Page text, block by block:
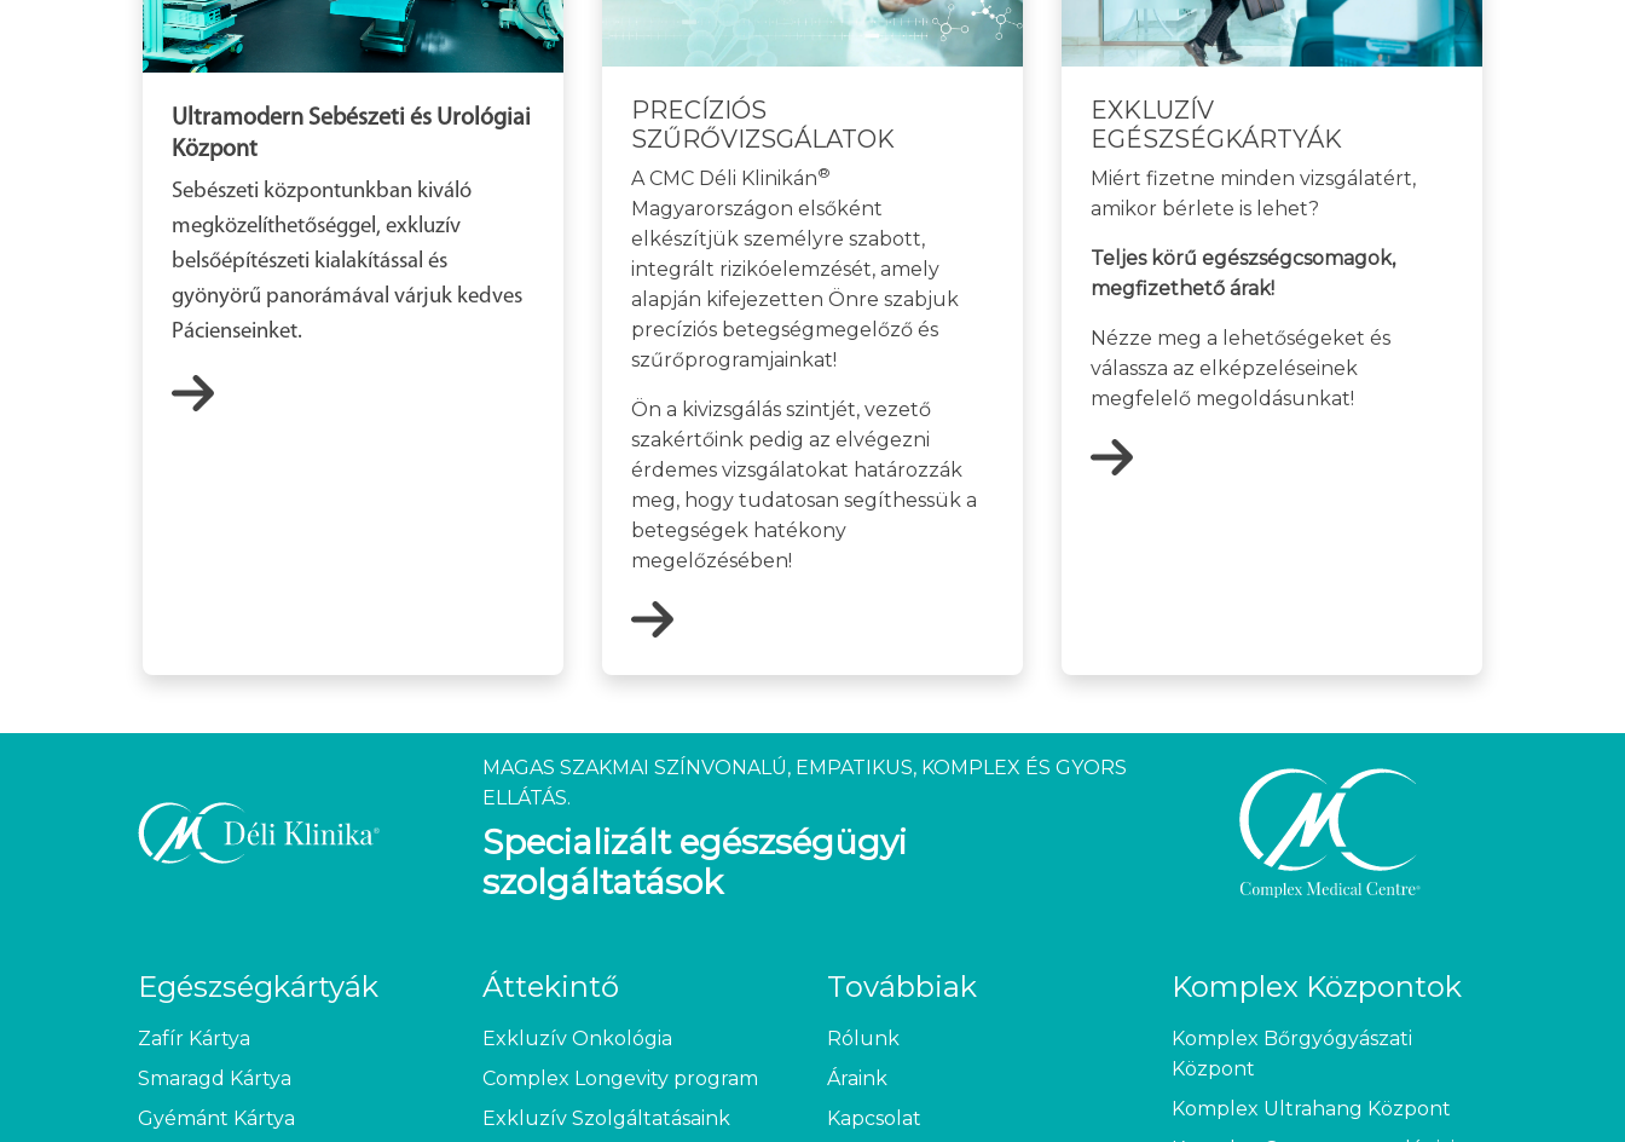
Ultramodern Sebészeti és Urológiai
Központ
Sebészeti központunkban kiváló
megközelíthetőséggel, exkluzív
belsőépítészeti kialakítással és
gyönyörű panorámával várjuk kedves
Pácienseinket.
PRECÍZIÓS
SZŰRŐVIZSGÁLATOK
A CMC Déli Klinikán®
Magyarországon elsőként
elkészítjük személyre szabott,
integrált rizikóelemzését, amely
alapján kifejezetten Önre szabjuk
precíziós betegségmegelőző és
szűrőprogramjainkat!
Ön a kivizsgálás szintjét, vezető
szakértőink pedig az elvégezni
érdemes vizsgálatokat határozzák
meg, hogy tudatosan segíthessük a
betegségek hatékony
megelőzésében!
EXKLUZÍV
EGÉSZSÉGKÁRTYÁK
Miért fizetne minden vizsgálatért,
amikor bérlete is lehet?
Teljes körű egészségcsomagok,
megfizethető árak!
Nézze meg a lehetőségeket és
válassza az elképzeléseinek
megfelelő megoldásunkat!
MAGAS SZAKMAI SZÍNVONALÚ, EMPATIKUS, KOMPLEX ÉS GYORS
ELLÁTÁS.
Specializált egészségügyi
szolgáltatások
Egészségkártyák
Zafír Kártya
Smaragd Kártya
Gyémánt Kártya
Áttekintő
Exkluzív Onkológia
Complex Longevity program
Exkluzív Szolgáltatásaink
Továbbiak
Rólunk
Áraink
Kapcsolat
Komplex Központok
Komplex Bőrgyógyászati
Központ
Komplex Ultrahang Központ